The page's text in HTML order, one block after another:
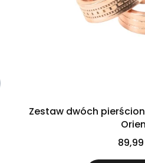
Zestaw dwóch
89,99